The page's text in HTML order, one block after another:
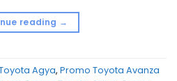
reading →
Agya, Promo Toyota Avanza